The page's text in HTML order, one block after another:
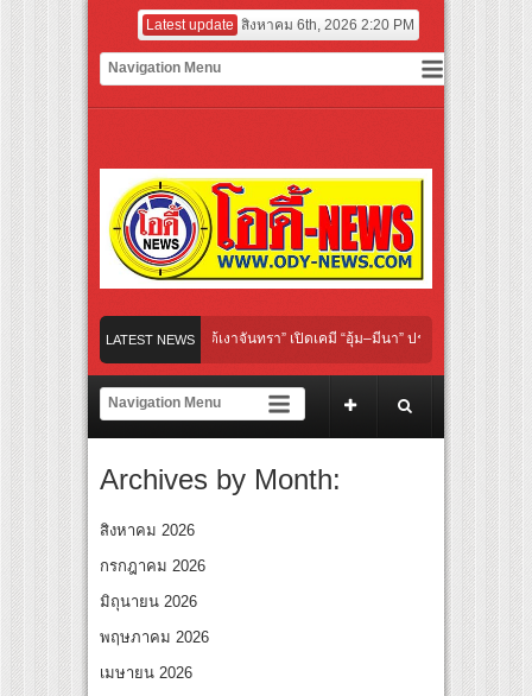
Latest update สิงหาคม 6th, 2026 2:20 PM
LATEST NEWS
Her Rules ใต้เงาจันทรา” เปิดเคมี “อุ้ม–มีนา” ประกบคู่ครั้งสำคัญ ชวนแฟนปักห
กอาย เลิกเงียบ เลิกชะล่าใจ” เรื่อง HPV ในแคมเปญ “HPV ไม่เป็นไร…ไม่ได้”
ชียร์ สู่ทีมชาติไทย ชวนแฟนลูกยางใกล้ชิดนักตบสาวทีมชาติไทย 15 ส.ค.นี้
ระดับโลก “ปู่ม่านย่าม่าน” เรียนรู้นวัตกรรมผักเชียงดาใน “หอมแผ่นดินฯ”
กษ์ ‘คุณยายวรนาฏ’ (INHERIT) เตรียมคายตะขาบหนังไทยในรอบปฐมทัศน์โลก ณ เ
สุดชีวิต โกนหัวรับบทแม่ชี นำทีมนักแสดงประชันความสยอง!
Her Rules ใต้เงาจันทรา” เปิดเคมี “อุ้ม–มีนา” ประกบคู่ครั้งสำคัญ ชวนแฟนปักห
Archives by Month:
สิงหาคม 2026
กรกฎาคม 2026
มิถุนายน 2026
พฤษภาคม 2026
เมษายน 2026